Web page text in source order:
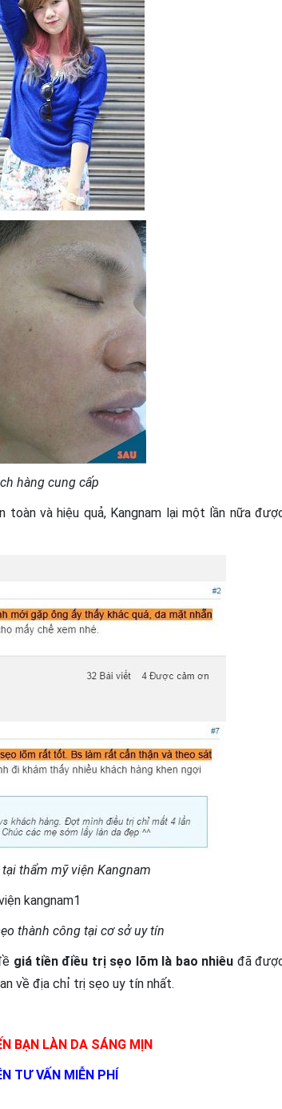
hàng cung cấp
và hiệu quả, Kangnam lại một lần nữa
thẩm mỹ viện Kangnam
thành công tại cơ sở uy tín
giá tiền điều trị sẹo lõm là bao nhiêu đã
về địa chỉ trị sẹo uy tín nhất.
BẠN LÀN DA SÁNG MỊN
TƯ VẤN MIỄN PHÍ